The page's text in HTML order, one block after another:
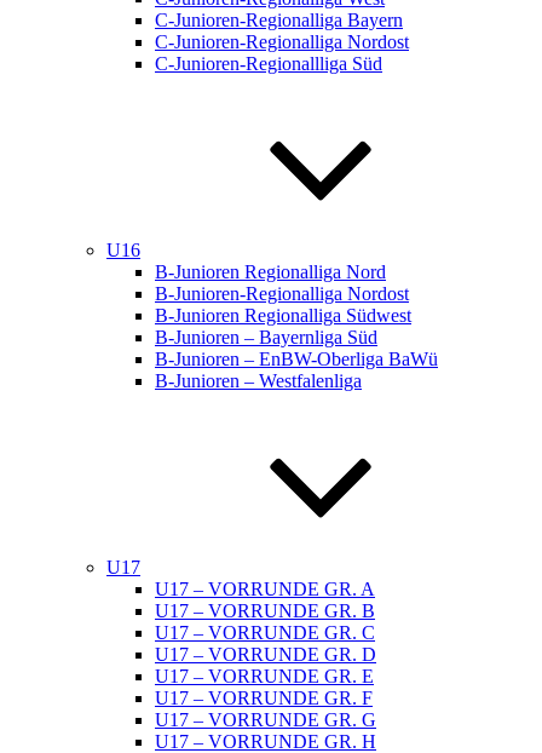
C-Junioren-Regionalliga Bayern
C-Junioren-Regionalliga Nordost
C-Junioren-Regionallliga Süd
U16
B-Junioren Regionalliga Nord
B-Junioren-Regionalliga Nordost
B-Junioren Regionalliga Südwest
B-Junioren – Bayernliga Süd
B-Junioren – EnBW-Oberliga BaWü
B-Junioren – Westfalenliga
U17
U17 – VORRUNDE GR. A
U17 – VORRUNDE GR. B
U17 – VORRUNDE GR. C
U17 – VORRUNDE GR. D
U17 – VORRUNDE GR. E
U17 – VORRUNDE GR. F
U17 – VORRUNDE GR. G
U17 – VORRUNDE GR. H